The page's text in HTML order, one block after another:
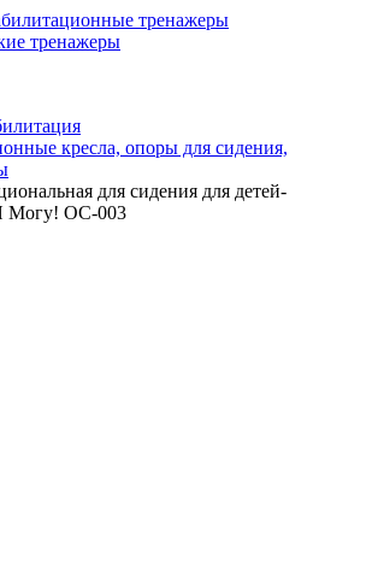
тренажеры
тренажеры
кресла, опоры для сидения,
для сидения для детей-
Могу! ОС-003